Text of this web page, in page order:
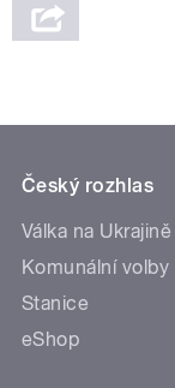
Český rozhlas
Válka na Ukrajině
Komunální volby
Stanice
eShop